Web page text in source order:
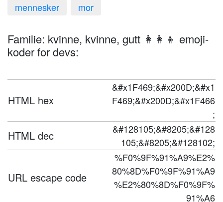
mennesker
mor
Familie: kvinne, kvinne, gutt 👩‍👩‍👦 emoji-
koder for devs:
HTML hex
&#x1F469;&#x200D;&#x1
F469;&#x200D;&#x1F466
;
HTML dec
&#128105;&#8205;&#128
105;&#8205;&#128102;
URL escape code
%F0%9F%91%A9%E2%
80%8D%F0%9F%91%A9
%E2%80%8D%F0%9F%
91%A6